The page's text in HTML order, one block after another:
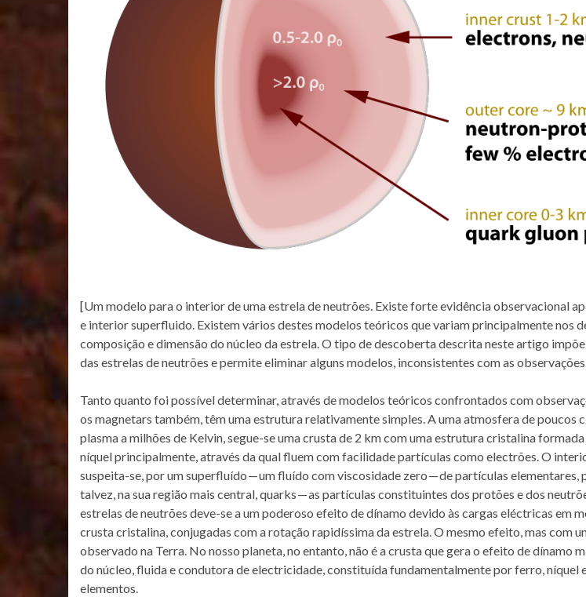
[Um modelo para o interior de uma estrela de neutrões. Existe forte evidência observacional
e interior superfluido. Existem vários destes modelos teóricos que variam principalmente nos
composição e dimensão do núcleo da estrela. O tipo de descoberta descrita neste artigo
das estrelas de neutrões e permite eliminar alguns modelos, inconsistentes com as
Tanto quanto foi possível determinar, através de modelos teóricos confrontados com
os magnetars também, têm uma estrutura relativamente simples. A uma atmosfera de poucos
plasma a milhões de Kelvin, segue-se uma crusta de 2 km com uma estrutura cristalina
níquel principalmente, através da qual fluem com facilidade partículas como electrões. O
suspeita-se, por um superfluído — um fluído com viscosidade zero — de partículas elementares,
talvez, na sua região mais central, quarks — as partículas constituintes dos protões e dos
estrelas de neutrões deve-se a um poderoso efeito de dínamo devido às cargas eléctricas em
crusta cristalina, conjugadas com a rotação rapidíssima da estrela. O mesmo efeito, mas com
observado na Terra. No nosso planeta, no entanto, não é a crusta que gera o efeito de dínamo
do núcleo, fluida e condutora de electricidade, constituída fundamentalmente por ferro, níquel
elementos.